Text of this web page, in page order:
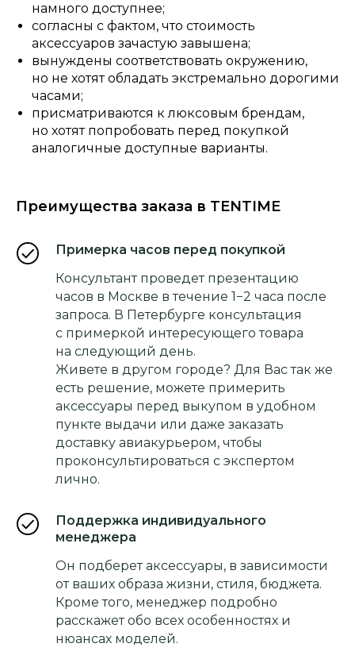
намного доступнее;
согласны с фактом, что стоимость
аксессуаров зачастую завышена;
вынуждены соответствовать окружению,
но не хотят обладать экстремально дорогими
часами;
присматриваются к люксовым брендам,
но хотят попробовать перед покупкой
аналогичные доступные варианты.
Преимущества заказа в TENTIME
Примерка часов перед покупкой
Консультант проведет презентацию
часов в Москве в течение 1−2 часа после
запроса. В Петербурге консультация
с примеркой интересующего товара
на следующий день.
Живете в другом городе? Для Вас так же
есть решение, можете примерить
аксессуары перед выкупом в удобном
пункте выдачи или даже заказать
доставку авиакурьером, чтобы
проконсультироваться с экспертом
лично.
Поддержка индивидуального
менеджера
Он подберет аксессуары, в зависимости
от ваших образа жизни, стиля, бюджета.
Кроме того, менеджер подробно
расскажет обо всех особенностях и
нюансах моделей.